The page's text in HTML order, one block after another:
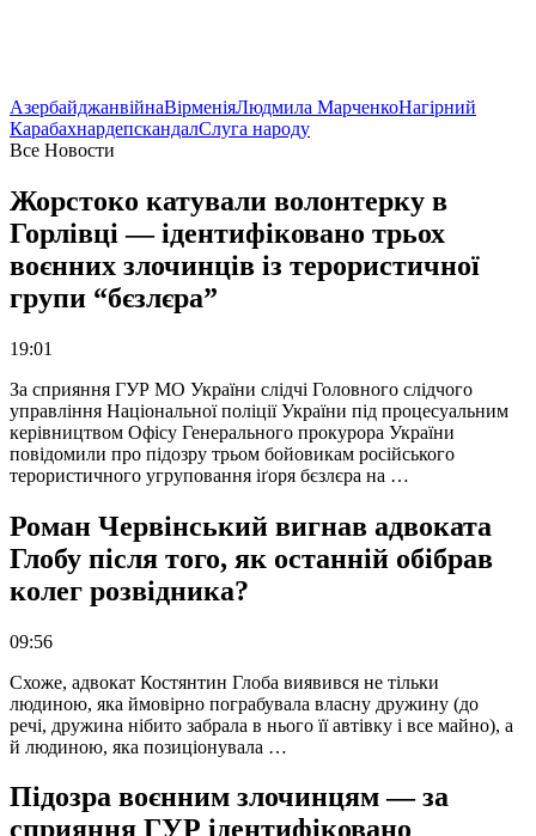
АзербайджанвійнаВірменіяЛюдмила МарченкоНагірний
КарабахнардепскандалСлуга народу
Все Новости
Жорстоко катували волонтерку в
Горлівці — ідентифіковано трьох
воєнних злочинців із терористичної
групи “бєзлєра”
19:01
За сприяння ГУР МО України слідчі Головного слідчого
управління Національної поліції України під процесуальним
керівництвом Офісу Генерального прокурора України
повідомили про підозру трьом бойовикам російського
терористичного угруповання іґоря бєзлєра на …
Роман Червінський вигнав адвоката
Глобу після того, як останній обібрав
колег розвідника?
09:56
Схоже, адвокат Костянтин Глоба виявився не тільки
людиною, яка ймовірно пограбувала власну дружину (до
речі, дружина нібито забрала в нього її автівку і все майно), а
й людиною, яка позиціонувала …
Підозра воєнним злочинцям — за
сприяння ГУР ідентифіковано